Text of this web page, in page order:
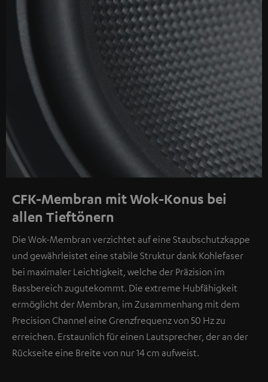
CFK-Membran mit Wok-Konus bei
allen Tieftönern
Die Wok-Membran verzichtet auf eine Staubschutzkappe
und gewährleistet eine stabile Struktur dank Kohlefaser
bei maximaler Leichtigkeit, welche der Präzision im
Bassbereich zugutekommt. Die extreme Hubfähigkeit
ermöglicht der Membran, im Zusammenhang mit dem
Precision Channel eine Grenzfrequenz von 50 Hz zu
erreichen. Erstaunlich für einen Lautsprecher, der an der
Rückseite eine Breite von nur 14 cm aufweist.